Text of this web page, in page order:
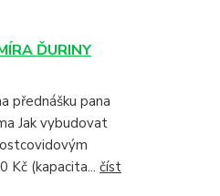
ĎURINY
přednášku pana
Jak vybudovat
Kč (kapacita... číst